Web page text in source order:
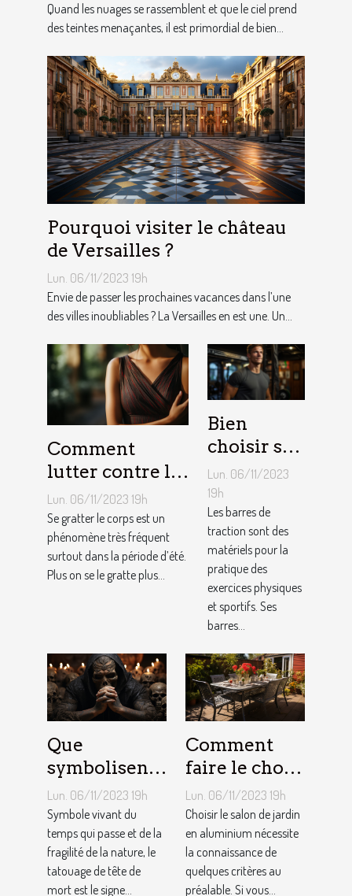
Quand les nuages se rassemblent et que le ciel prend
des teintes menaçantes, il est primordial de bien...
Pourquoi visiter le château
de Versailles ?
Lun. 06/11/2023 19h
Envie de passer les prochaines vacances dans l’une
des villes inoubliables ? La Versailles en est une. Un...
Comment
lutter contre la
démangeaison ?
Lun. 06/11/2023 19h
Se gratter le corps est un
phénomène très fréquent
surtout dans la période d’été.
Plus on se le gratte plus...
Bien
choisir sa
barre de
traction :
nos
conseils !
Lun. 06/11/2023
19h
Les barres de
traction sont des
matériels pour la
pratique des
exercices physiques
et sportifs. Ses
barres...
Que
symbolisent
les Tatouages
Têtes de
Mort ?
Lun. 06/11/2023 19h
Symbole vivant du
temps qui passe et de la
fragilité de la nature, le
tatouage de tête de
mort est le signe...
Comment
faire le choix
d’un salon de
jardin en
aluminium ?
Lun. 06/11/2023 19h
Choisir le salon de jardin
en aluminium nécessite
la connaissance de
quelques critères au
préalable. Si vous...